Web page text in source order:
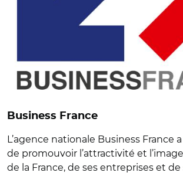
Business France
L’agence nationale Business France
de promouvoir l’attractivité et
de la France, de ses entreprises et